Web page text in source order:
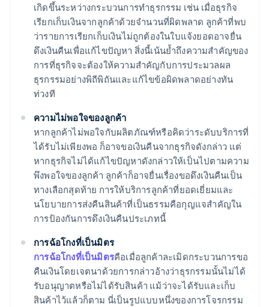
เกิดขึ้นระหว่างกระบวนการทําธุรกรรม เช่น เมื่อธุรกิจ
เรียกเก็บเงินจากลูกค้าด้วยจํานวนที่ผิดพลาด ลูกค้าที่พบ
ว่ารายการเรียกเก็บเงินไม่ถูกต้องในใบแจ้งยอดอาจยื่น
ดึงเงินคืนเพื่อแก้ไขปัญหา สิ่งนี้เน้นย้ำถึงความสำคัญของ
การที่ธุรกิจจะต้องให้ความสำคัญกับการประมวลผล
ธุรกรรมอย่างพิถีพิถันและแก้ไขข้อผิดพลาดอย่างทัน
ท่วงที
ความไม่พอใจของลูกค้า
หากลูกค้าไม่พอใจกับผลิตภัณฑ์หรือคิดว่าระดับบริการที่
ได้รับไม่เพียงพอ ก็อาจขอเงินคืนจากธุรกิจดังกล่าว แต่
หากธุรกิจไม่ได้แก้ไขปัญหาดังกล่าวให้เป็นไปตามความ
พึงพอใจของลูกค้า ลูกค้าก็อาจยื่นเรื่องขอดึงเงินคืนเป็น
ทางเลือกสุดท้าย การให้บริการลูกค้าที่ยอดเยี่ยมและ
นโยบายการส่งคืนสินค้าที่เป็นธรรมคือกุญแจสําคัญใน
การป้องกันการดึงเงินคืนประเภทนี้
การฉ้อโกงที่เป็นมิตร
การฉ้อโกงที่เป็นมิตรคือเมื่อลูกค้าละเมิดกระบวนการขอ
คืนเงินโดยเจตนาด้วยการกล่าวอ้างว่าธุรกรรมนั้นไม่ได้
รับอนุญาตหรือไม่ได้รับสินค้า แม้ว่าจะได้รับและเก็บ
สินค้าไว้แล้วก็ตาม นี่เป็นรูปแบบหนึ่งของการโจรกรรม